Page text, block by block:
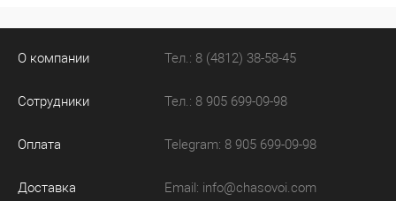
О компании
Сотрудники
Оплата
Доставка
Тел.: 8 (4812) 38-58-45
Тел.: 8 905 699-09-98
Telegram: 8 905 699-09-98
Email: info@chasovoi.com